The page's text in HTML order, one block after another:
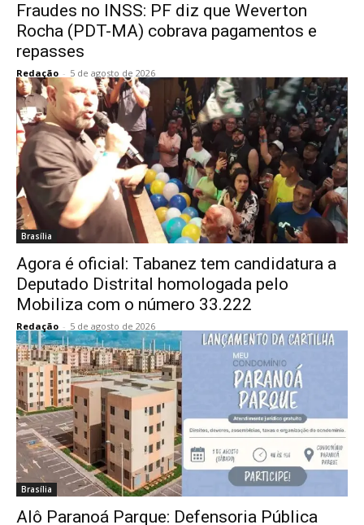
Fraudes no INSS: PF diz que Weverton
Rocha (PDT-MA) cobrava pagamentos e
repasses
Redação - 5 de agosto de 2026
Brasília
Agora é oficial: Tabanez tem candidatura a
Deputado Distrital homologada pelo
Mobiliza com o número 33.222
Redação - 5 de agosto de 2026
Brasília
Alô Paranoá Parque: Defensoria Pública